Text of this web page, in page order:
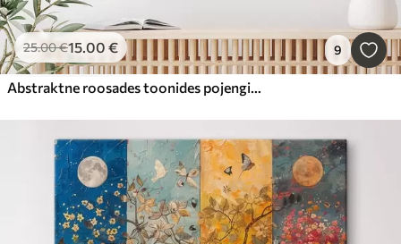
25.00€15.00 € 9
Abstraktne roosades toonides pojengide kimp